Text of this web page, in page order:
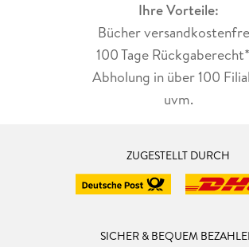
Ihre Vorteile:
Bücher
100 Tage
Abholung in über 100
uvm.
ZUGESTELLT DURCH
SICHER & BEQUEM